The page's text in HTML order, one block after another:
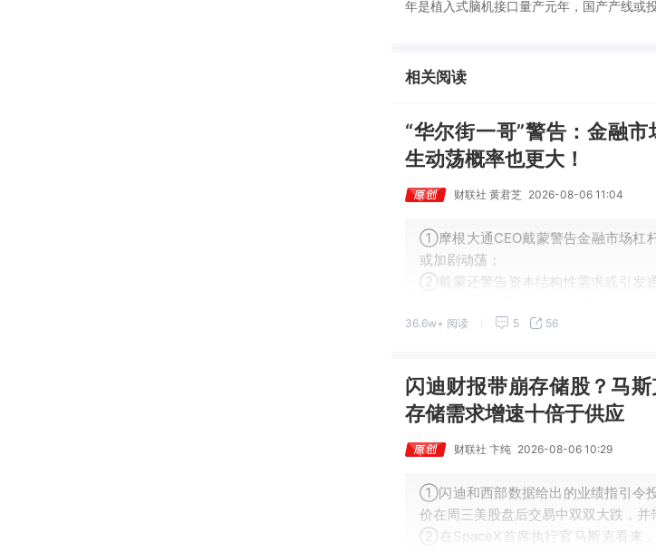
年是植入式脑机接口量产元年，国产产线或
相关阅读
“华尔街一哥”警告：金融
生动荡概率也更大！
财联社 黄君芝 2026-08-06 11:04
①摩根大通CEO戴蒙警告金融市场杠
或加剧动荡；
②戴蒙还警告资本结构性需求或引发
36.6w+ 阅读 5 56
闪迪财报带崩存储股？马斯
存储需求增速十倍于供应
财联社 卞纯 2026-08-06 10:29
①闪迪和西部数据给出的业绩指引令
价在周三美股盘后交易中双双大跌，并
②在SpaceX首席执行官马斯克看来